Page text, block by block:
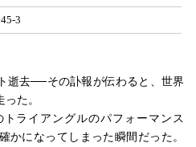
3
逝去──その訃報が伝わると、世界
た。
ライアングルのパフォーマンス
かになってしまった瞬間だった。